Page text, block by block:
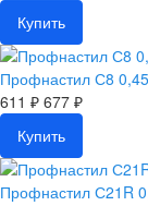
Купить
Профнастил С8
611 ₽ 677 ₽
Купить
Профнастил С21R